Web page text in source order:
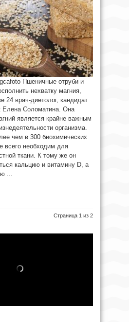
Пшеничные отруби и
нехватку магния,
24 врач-диетолог, кандидат
Елена Соломатина. Она
является крайне важным
организма.
чем в 300 биохимических
всего необходим для
ткани. К тому же он
кальцию и витамину D, а
...
Страница 1 из 2